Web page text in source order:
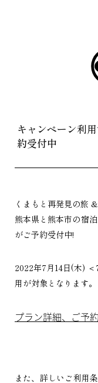
キャンペーン利
約受付中
くまもと再発見の旅
熊本県と熊本市の宿
がご予約受付中!
2022年7月14日(木) ＜
用が対象となります。
プラン詳細、ご予
また、詳しいご利用